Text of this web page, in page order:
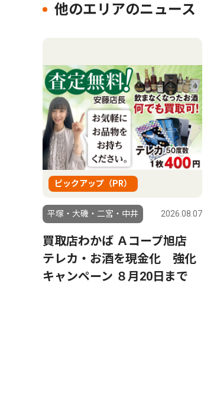
他のエリアのニュース
ピックアップ（PR）
平塚・大磯・二宮・中井 2026.08.07
買取店わかば Ａコープ旭店
テレカ・お酒を現金化 強化
キャンペーン ８月20日まで